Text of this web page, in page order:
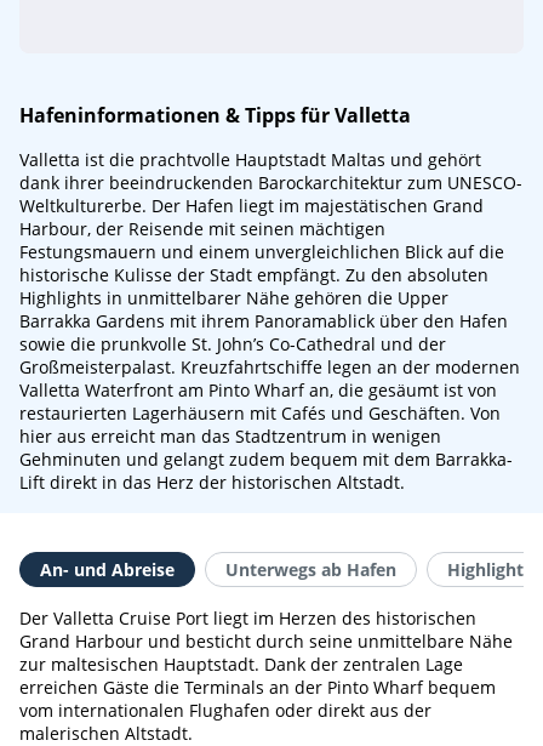
Hafeninformationen & Tipps für Valletta
Valletta ist die prachtvolle Hauptstadt Maltas und gehört
dank ihrer beeindruckenden Barockarchitektur zum UNESCO-
Weltkulturerbe. Der Hafen liegt im majestätischen Grand
Harbour, der Reisende mit seinen mächtigen
Festungsmauern und einem unvergleichlichen Blick auf die
historische Kulisse der Stadt empfängt. Zu den absoluten
Highlights in unmittelbarer Nähe gehören die Upper
Barrakka Gardens mit ihrem Panoramablick über den Hafen
sowie die prunkvolle St. John’s Co-Cathedral und der
Großmeisterpalast. Kreuzfahrtschiffe legen an der modernen
Valletta Waterfront am Pinto Wharf an, die gesäumt ist von
restaurierten Lagerhäusern mit Cafés und Geschäften. Von
hier aus erreicht man das Stadtzentrum in wenigen
Gehminuten und gelangt zudem bequem mit dem Barrakka-
Lift direkt in das Herz der historischen Altstadt.
An- und Abreise Unterwegs ab Hafen Highlights
Der Valletta Cruise Port liegt im Herzen des historischen
Grand Harbour und besticht durch seine unmittelbare Nähe
zur maltesischen Hauptstadt. Dank der zentralen Lage
erreichen Gäste die Terminals an der Pinto Wharf bequem
vom internationalen Flughafen oder direkt aus der
malerischen Altstadt.